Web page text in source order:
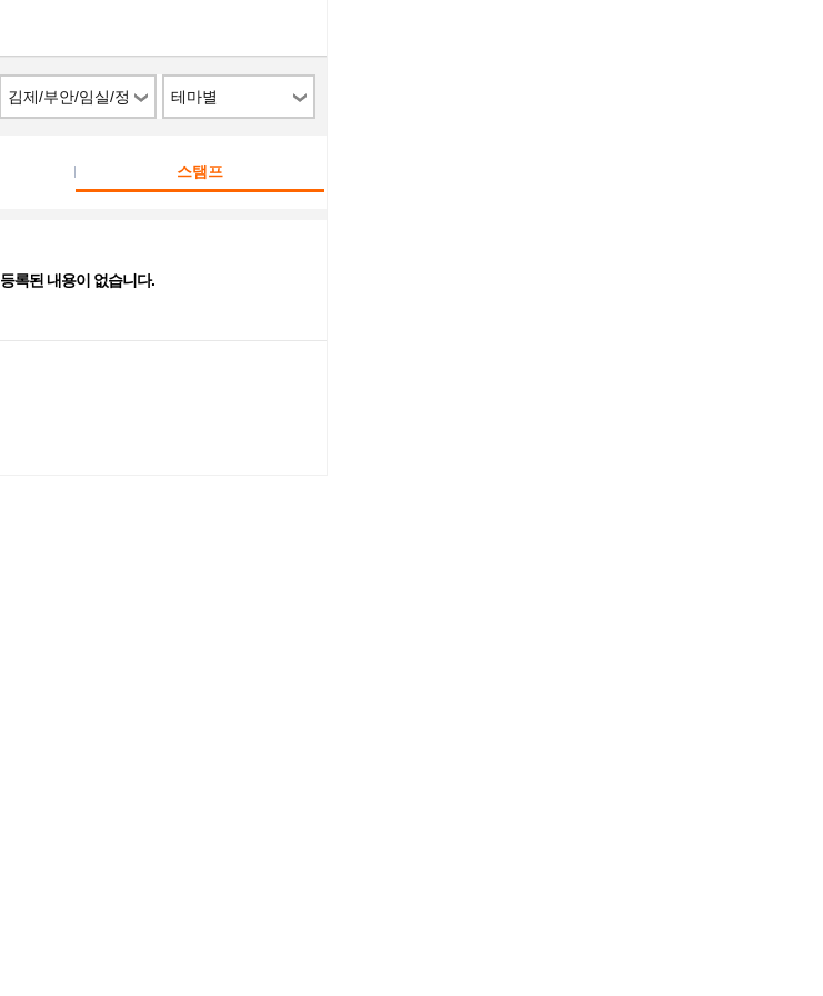
김제/부안/임실/정
읍/남원
테마별
스탬프
등록된 내용이 없습니다.